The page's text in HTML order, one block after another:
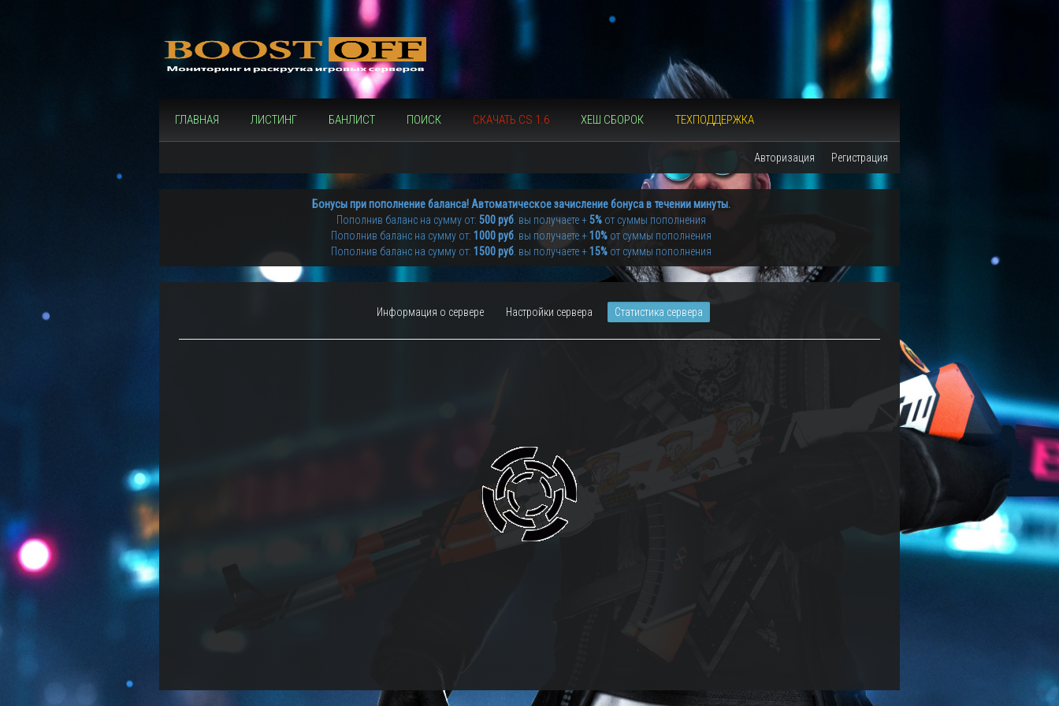
ГЛАВНАЯ ЛИСТИНГ БАНЛИСТ ПОИСК СКАЧАТЬ CS 1.6 ХЕШ СБОРОК ТЕХПОДДЕРЖКА
Авторизация Регистрация
Бонусы при пополнение баланса! Автоматическое зачисление бонуса в течении минуты.
Пополнив баланс на сумму от: 500 руб . вы получаете +5% от суммы пополнения
Пополнив баланс на сумму от: 1000 руб . вы получаете +10% от суммы пополнения
Пополнив баланс на сумму от: 1500 руб . вы получаете +15% от суммы пополнения
Информация о сервере Настройки сервера Статистика сервера